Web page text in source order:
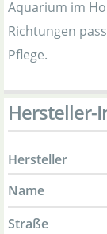
Aquarium im
Richtungen
Pflege.
Hersteller-
Hersteller
Name
Straße